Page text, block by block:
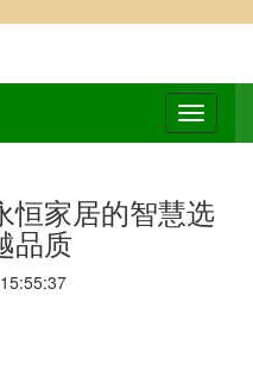
恒家居的智慧选
品质